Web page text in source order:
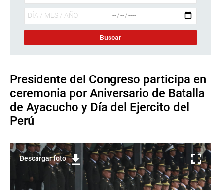
Presidente del Congreso participa en
ceremonia por Aniversario de Batalla
de Ayacucho y Día del Ejercito del
Perú
Descargar foto